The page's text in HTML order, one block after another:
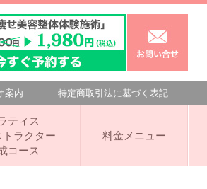
案内 特定商取引法に基づく表記
ティス
トラクター
コース
料金メニュー